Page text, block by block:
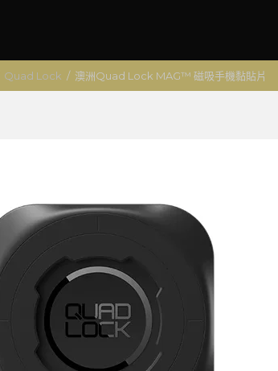
Quad Lock / 澳洲Quad Lock MAG™ 磁吸手機黏貼片